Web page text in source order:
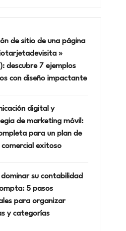
de sitio de una página
»
descubre 7 ejemplos
con diseño impactante
digital y
de marketing móvil:
para un plan de
comercial exitoso
su contabilidad
5 pasos
para organizar
y categorías